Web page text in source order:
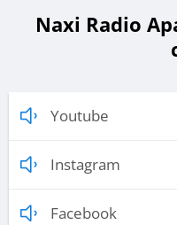
Naxi Radio
Youtube
Instagram
Facebook